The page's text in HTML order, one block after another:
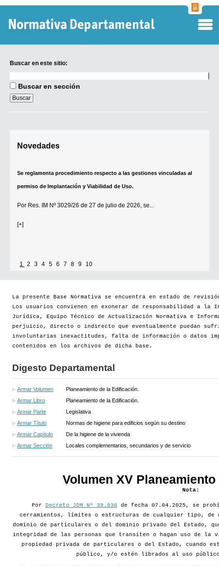
Buscar en este sitio:
en
sitio:
Buscar en sección
Novedades
PorRes. IM Nº 3029/26de 27 de julio de 2026, se...
[+]
[+]
1 2 3 4 5 6 7 8 9 10
La presente Base Normativa se encuentra en estado de
Los usuarios convienen en exonerar de responsabilidad a la
Jurídica, Equipo Técnico de Actualización Normativa e
perjuicio, directo o indirecto que eventualmente puedan
involuntarias inexactitudes, falta de información o datos
contenidos en los archivos de dicha base.
Digesto Departamental
Armar Volumen
Planeamiento de la Edificación.
Armar Libro
Planeamiento de la Edificación.
Armar Parte
Legislativa
Armar Título
Normas de higiene para edificios según su destino
Armar Capítulo
De la higiene de la vivienda
Armar Sección
Locales complementarios, secundarios y de servicio
Volumen XV
Nota:
Por Decreto JDM Nº 39.038 de fecha 07.04.2025, se
cerramientos, límites o estructuras de cualquier tipo, de
dominio de particulares o del dominio privado del Estado,
integridad de las personas que transiten o hagan uso de la
propiedad privada de particulares o del Estado, cuando
público, y/o estén librados al uso